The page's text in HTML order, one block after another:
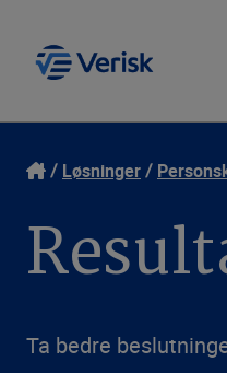
Løsninger
Ressurser
Kontakt
Logg inn
Løsninger
Ta bedre